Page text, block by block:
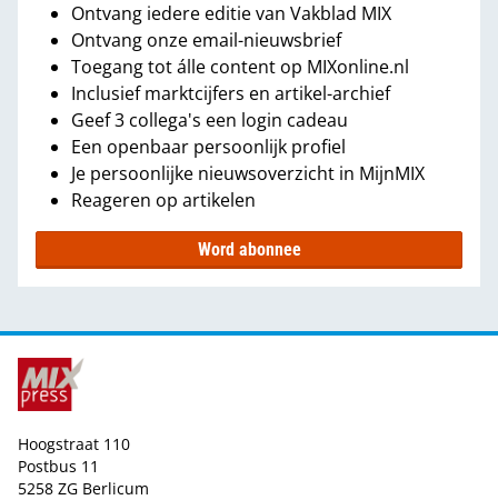
Ontvang iedere editie van Vakblad MIX
Ontvang onze email-nieuwsbrief
Toegang tot álle content op MIXonline.nl
Inclusief marktcijfers en artikel-archief
Geef 3 collega's een login cadeau
Een openbaar persoonlijk profiel
Je persoonlijke nieuwsoverzicht in MijnMIX
Reageren op artikelen
Word abonnee
Hoogstraat 110
Postbus 11
5258 ZG Berlicum